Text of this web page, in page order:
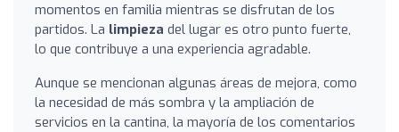
momentos en familia mientras se disfrutan de los
partidos. La limpieza del lugar es otro punto fuerte,
lo que contribuye a una experiencia agradable.
Aunque se mencionan algunas áreas de mejora, como
la necesidad de más sombra y la ampliación de
servicios en la cantina, la mayoría de los comentarios